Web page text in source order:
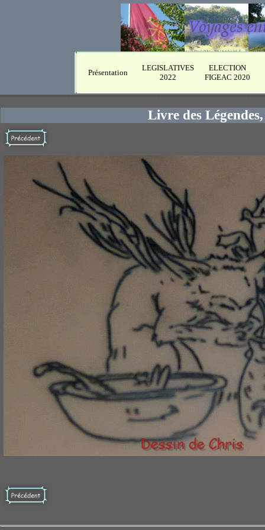
Présentation
LEGISLATIVES
2022
ELECTION
FIGEAC 2020
Livre des